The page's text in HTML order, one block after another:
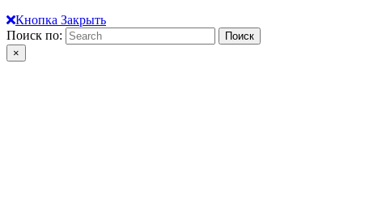
Кнопка Закрыть
Поиск по:
×